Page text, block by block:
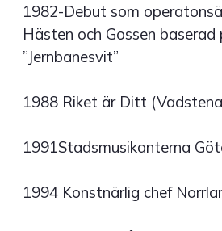
1982-Debut som
Hästen och Gossen baserad
”Jernbanesvit”
1988 Riket är Ditt
1991Stadsmusikanterna
1994 Konstnärlig chef